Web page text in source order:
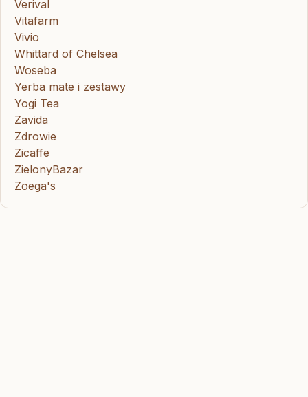
Verival
Vitafarm
Vivio
Whittard of Chelsea
Woseba
Yerba mate i zestawy
Yogi Tea
Zavida
Zdrowie
Zicaffe
ZielonyBazar
Zoega's